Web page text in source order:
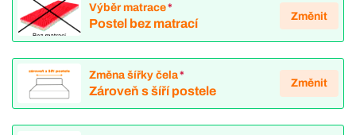
Výběr matrace*
Postel bez matrací
Změnit
Změna šířky čela*
Zároveň s šíří postele
Změnit